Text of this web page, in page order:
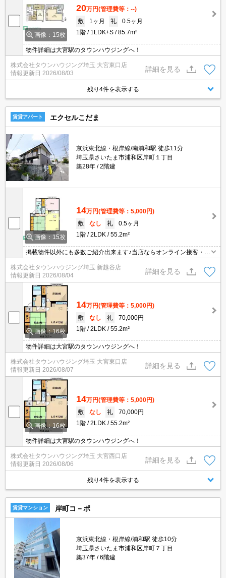
画像：15枚
20万円(管理費等：--)
敷
1ヶ月 礼
0.5ヶ月
1階
1LDK+S 85.7m²
物件詳細は大宮駅のタウンハウジングへ！
株式会社タウンハウジング埼玉 大宮東口店
情報更新日 2026/08/03
詳細を見る
残り4件を表示する
賃貸アパート エクセルこだま
京浜東北線・根岸線/南浦和駅 徒歩11分
埼玉県さいたま市浦和区岸町１丁目
築28年
2階建
画像：15枚
14万円(管理費等：5,000円)
敷
なし 礼
0.5ヶ月
1階
2LDK 55.2m²
掲載物件以外にも多数ご紹介出来ます♪当店ならオンライン接客・内
見可能です！メールでのお問い合わせの際は、電話番号も記載頂き
ますとスムーズに御対応できます♪
株式会社タウンハウジング埼玉 新越谷店
情報更新日 2026/08/04
詳細を見る
画像：16枚
14万円(管理費等：5,000円)
敷
なし 礼
70,000円
1階
2LDK 55.2m²
物件詳細は大宮駅のタウンハウジングへ！
株式会社タウンハウジング埼玉 大宮東口店
情報更新日 2026/08/07
詳細を見る
画像：16枚
14万円(管理費等：5,000円)
敷
なし 礼
70,000円
1階
2LDK 55.2m²
物件詳細は大宮駅のタウンハウジングへ！
株式会社タウンハウジング埼玉 大宮西口店
情報更新日 2026/08/06
詳細を見る
残り4件を表示する
賃貸マンション 岸町コ－ポ
京浜東北線・根岸線/浦和駅 徒歩10分
埼玉県さいたま市浦和区岸町７丁目
築37年
6階建